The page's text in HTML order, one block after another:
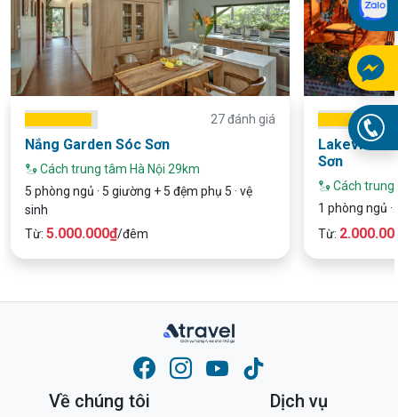
27 đánh giá
Nắng Garden Sóc Sơn
Cách trung tâm Hà Nội 29km
5 phòng ngủ · 5 giường + 5 đệm phụ 5 · vệ
sinh
Từ: 5.000.000₫/đêm
Lakeview
Sơn
Cách trung
1 phòng ngủ ·
Từ:
Về chúng tôi Dịch vụ